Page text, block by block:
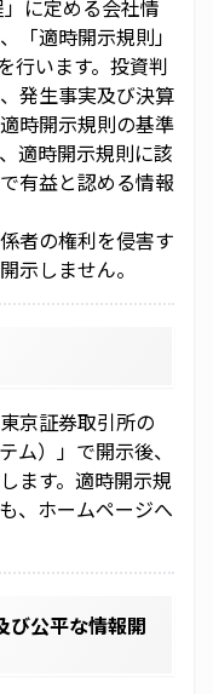
に定める会社情
「適時開示規則」
行います。投資判
発生事実及び決算
時開示規則の基準
適時開示規則に該
有益と認める情報
者の権利を侵害す
示しません。
京証券取引所の
ム）」で開示後、
ます。適時開示規
、ホームページへ
び公平な情報開